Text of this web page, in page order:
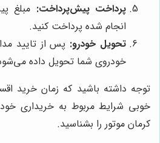
پرداخت پیش‌پرداخت: مبلغ
انجام شده پرداخت کنید.
تحویل خودرو: پس از تایید
خودروی شما تحویل داده
توجه داشته باشید که زمان خرید
خوبی شرایط مربوط به خریداری
کرمان موتور را بشناسید.